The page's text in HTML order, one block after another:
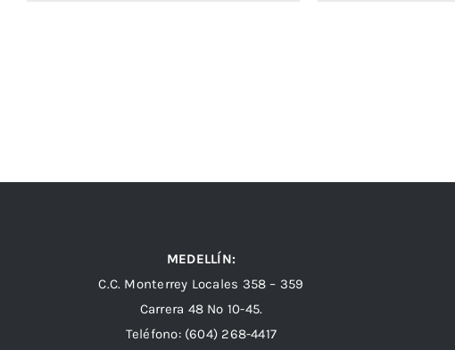
MEDELLÍN:
C.C. Monterrey Locales 358 – 359
Carrera 48 Nº 10-45.
Teléfono: (604) 268-4417